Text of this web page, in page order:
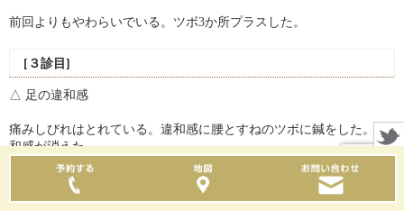
前回よりもやわらいでいる。ツボ3か所プラスした。
[３診目]
△ 足の違和感
痛みしびれはとれている。違和感に腰とすねのツボに鍼をした。違
和感が消えた。
３回目の治療で消えた。終了。